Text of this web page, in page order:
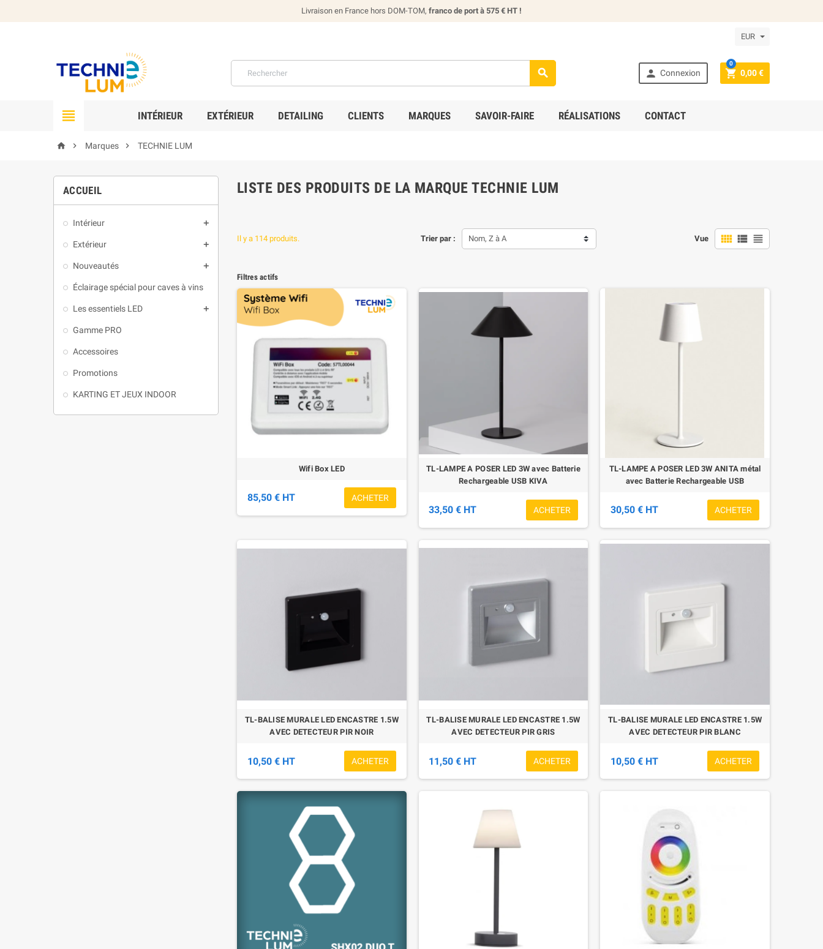
Livraison en France hors DOM-TOM, franco de port à 575 € HT !
EUR
  Connexion  0,00 €
0
 INTÉRIEUR EXTÉRIEUR DETAILING CLIENTS MARQUES SAVOIR-FAIRE RÉALISATIONS CONTACT
  Marques  TECHNIE LUM
ACCUEIL
Intérieur 
Extérieur 
Nouveautés 
Éclairage spécial pour caves à vins
Les essentiels LED 
Gamme PRO
Accessoires
Promotions
KARTING ET JEUX INDOOR
LISTE DES PRODUITS DE LA MARQUE TECHNIE LUM
Il y a 114 produits. Trier par : Nom, Z à A Vue   
Filtres actifs
Wifi Box LED
85,50 € HT ACHETER
TL-LAMPE A POSER LED 3W avec Batterie
Rechargeable USB KIVA
33,50 € HT ACHETER
TL-LAMPE A POSER LED 3W ANITA métal
avec Batterie Rechargeable USB
30,50 € HT ACHETER
TL-BALISE MURALE LED ENCASTRE 1.5W
AVEC DETECTEUR PIR NOIR
10,50 € HT ACHETER
TL-BALISE MURALE LED ENCASTRE 1.5W
AVEC DETECTEUR PIR GRIS
11,50 € HT ACHETER
TL-BALISE MURALE LED ENCASTRE 1.5W
AVEC DETECTEUR PIR BLANC
10,50 € HT ACHETER